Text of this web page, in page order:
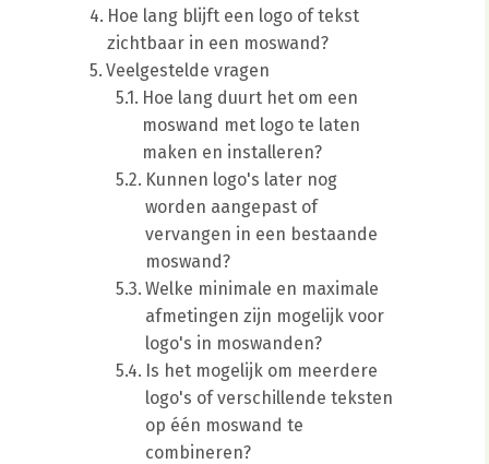
Hoe lang blijft een logo of tekst
zichtbaar in een moswand?
Veelgestelde vragen
Hoe lang duurt het om een
moswand met logo te laten
maken en installeren?
Kunnen logo's later nog
worden aangepast of
vervangen in een bestaande
moswand?
Welke minimale en maximale
afmetingen zijn mogelijk voor
logo's in moswanden?
Is het mogelijk om meerdere
logo's of verschillende teksten
op één moswand te
combineren?